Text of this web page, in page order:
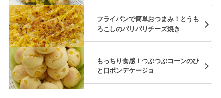
フライパンで簡単おつまみ！とうも
ろこしのパリパリチーズ焼き
もっちり食感！つぶつぶコーンのひ
と口ポンデケージョ